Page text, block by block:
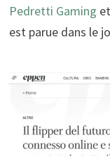
Pedretti Gaming
est parue dans le